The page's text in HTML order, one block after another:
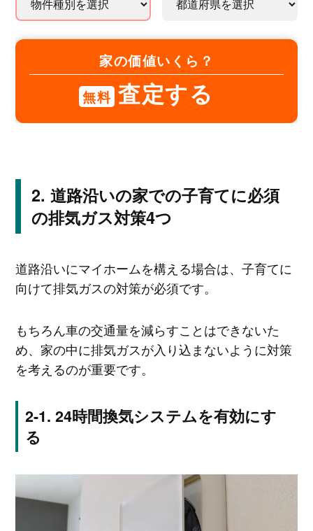
家の価値いくら？
無料 査定する
道路沿いの家での子育てに必須
の排気ガス対策4つ
道路沿いにマイホームを構える場合は、子育てに
向けて排気ガスの対策が必須です。
もちろん車の交通量を減らすことはできないた
め、家の中に排気ガスが入り込まないように対策
を考えるのが重要です。
24時間換気システムを有効にす
る